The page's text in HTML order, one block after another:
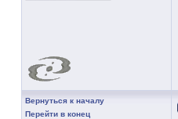
Вернуться к началу
Перейти в конец